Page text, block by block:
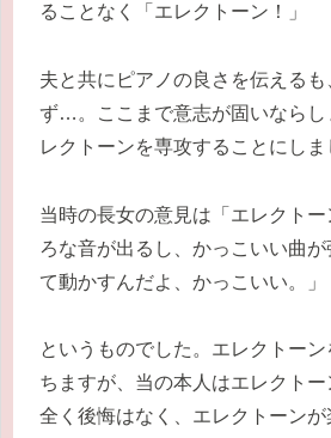
ることなく「エレクトーン！」
夫と共にピアノの良さを伝える
ず…。ここまで意志が固いなら
レクトーンを専攻することにしま
当時の長女の意見は「エレクト
ろな音が出るし、かっこいい曲
て動かすんだよ、かっこいい。」
というものでした。エレクトー
ちますが、当の本人はエレクト
全く後悔はなく、エレクトーン